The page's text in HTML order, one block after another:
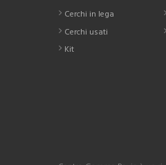
Cerchi in lega
Cerchi usati
Kit